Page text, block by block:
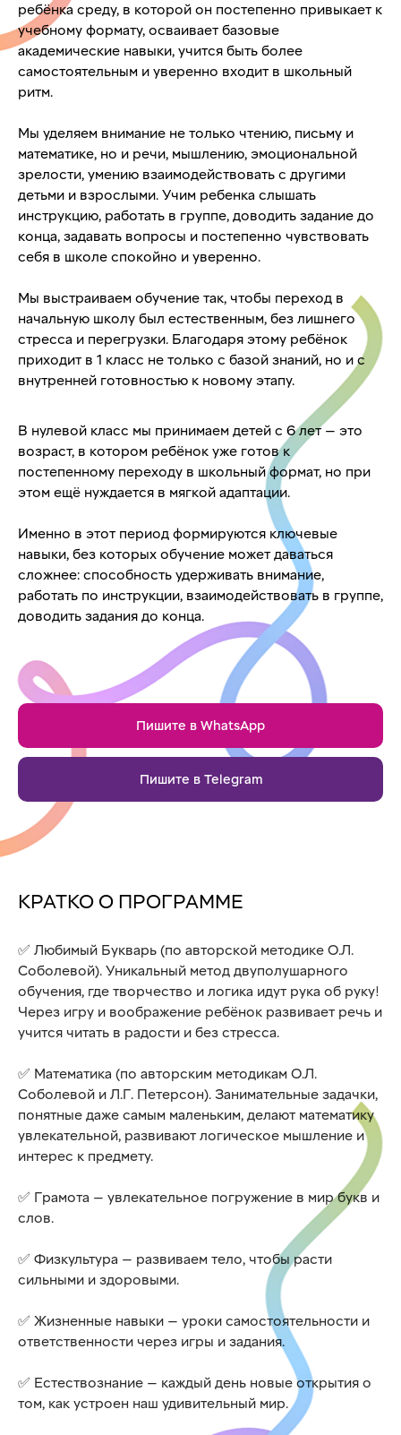
ребёнка среду, в которой он постепенно привыкает к
учебному формату, осваивает базовые
академические навыки, учится быть более
самостоятельным и уверенно входит в школьный
ритм.
Мы уделяем внимание не только чтению, письму и
математике, но и речи, мышлению, эмоциональной
зрелости, умению взаимодействовать с другими
детьми и взрослыми. Учим ребенка слышать
инструкцию, работать в группе, доводить задание до
конца, задавать вопросы и постепенно чувствовать
себя в школе спокойно и уверенно.
Мы выстраиваем обучение так, чтобы переход в
начальную школу был естественным, без лишнего
стресса и перегрузки. Благодаря этому ребёнок
приходит в 1 класс не только с базой знаний, но и с
внутренней готовностью к новому этапу.
В нулевой класс мы принимаем детей с 6 лет — это
возраст, в котором ребёнок уже готов к
постепенному переходу в школьный формат, но при
этом ещё нуждается в мягкой адаптации.
Именно в этот период формируются ключевые
навыки, без которых обучение может даваться
сложнее: способность удерживать внимание,
работать по инструкции, взаимодействовать в группе,
доводить задания до конца.
Пишите в WhatsApp
Пишите в Telegram
КРАТКО О ПРОГРАММЕ
✅️ Любимый Букварь (по авторской методике О.Л.
Соболевой). Уникальный метод двуполушарного
обучения, где творчество и логика идут рука об руку!
Через игру и воображение ребёнок развивает речь и
учится читать в радости и без стресса.
✅️ Математика (по авторским методикам О.Л.
Соболевой и Л.Г. Петерсон). Занимательные задачки,
понятные даже самым маленьким, делают математику
увлекательной, развивают логическое мышление и
интерес к предмету.
✅️ Грамота — увлекательное погружение в мир букв и
слов.
✅️ Физкультура — развиваем тело, чтобы расти
сильными и здоровыми.
✅️ Жизненные навыки — уроки самостоятельности и
ответственности через игры и задания.
✅️ Естествознание — каждый день новые открытия о
том, как устроен наш удивительный мир.